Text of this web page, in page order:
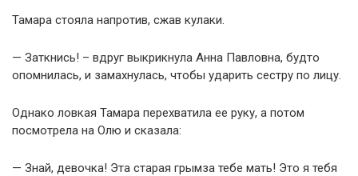
Тамара стояла напротив, сжав кулаки.
— Заткнись! – вдруг выкрикнула Анна Павловна, будто
опомнилась, и замахнулась, чтобы ударить сестру по лицу.
Однако ловкая Тамара перехватила ее руку, а потом
посмотрела на Олю и сказала:
— Знай, девочка! Эта старая грымза тебе мать! Это я тебя